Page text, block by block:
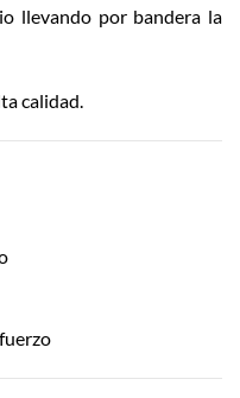
llevando por bandera la
calidad.